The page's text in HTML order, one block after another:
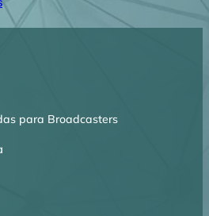
para Broadcasters